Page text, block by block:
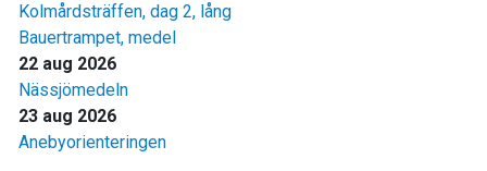
Kolmårdsträffen, dag 2, lång
Bauertrampet, medel
22 aug 2026
Nässjömedeln
23 aug 2026
Anebyorienteringen